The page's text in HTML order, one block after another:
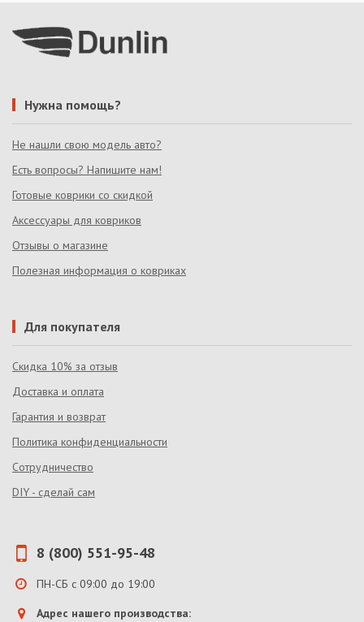
Нужна помощь?
Не нашли свою модель авто?
Есть вопросы? Напишите нам!
Готовые коврики со скидкой
Аксессуары для ковриков
Отзывы о магазине
Полезная информация о ковриках
Для покупателя
Скидка 10% за отзыв
Доставка и оплата
Гарантия и возврат
Политика конфиденциальности
Сотрудничество
DIY - сделай сам
8 (800) 551-95-48
ПН-СБ с 09:00 до 19:00
Адрес нашего производства: